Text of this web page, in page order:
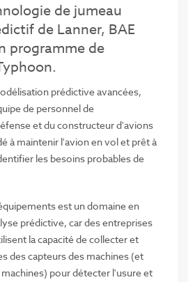
de jumeau
de Lanner, BAE
programme de
prédictive avancées,
de personnel de
et du constructeur d'avions
à maintenir l'avion en vol et prêt à
les besoins probables de
est un domaine en
prédictive, car des entreprises
la capacité de collecter et
des capteurs des machines (et
pour détecter l'usure et